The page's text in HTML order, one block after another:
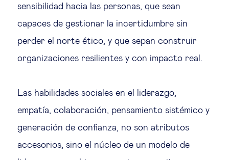
sensibilidad hacia las personas, que sean
capaces de gestionar la incertidumbre sin
perder el norte ético, y que sepan construir
organizaciones resilientes y con impacto real.
Las habilidades sociales en el liderazgo,
empatía, colaboración, pensamiento sistémico y
generación de confianza, no son atributos
accesorios, sino el núcleo de un modelo de